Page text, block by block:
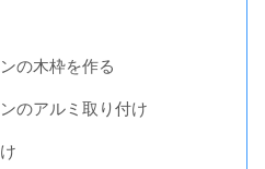
の木枠を作る
のアルミ取り付け